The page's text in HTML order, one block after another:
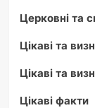
Церковні та
Цікаві та
Цікаві та
Цікаві факти